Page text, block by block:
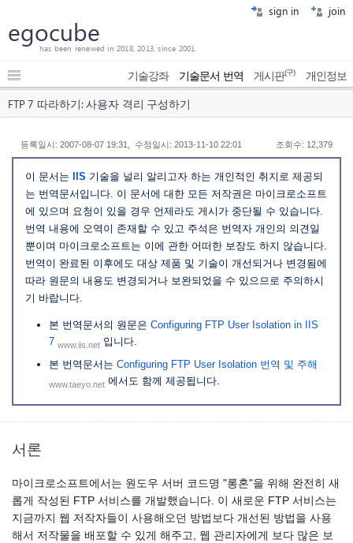
sign in join
egocube
has been renewed in 2018, 2013, since 2001.
기술강좌 기술문서 번역 게시판(구) 개인정보
FTP 7 따라하기: 사용자 격리 구성하기
등록일시: 2007-08-07 19:31, 수정일시: 2013-11-10 22:01 조회수: 12,379
이 문서는 IIS 기술을 널리 알리고자 하는 개인적인 취지로 제공되
는 번역문서입니다. 이 문서에 대한 모든 저작권은 마이크로소프트
에 있으며 요청이 있을 경우 언제라도 게시가 중단될 수 있습니다.
번역 내용에 오역이 존재할 수 있고 주석은 번역자 개인의 의견일
뿐이며 마이크로소프트는 이에 관한 어떠한 보장도 하지 않습니다.
번역이 완료된 이후에도 대상 제품 및 기술이 개선되거나 변경됨에
따라 원문의 내용도 변경되거나 보완되었을 수 있으므로 주의하시
기 바랍니다.
본 번역문서의 원문은 Configuring FTP User Isolation in IIS
7 www.iis.net 입니다.
본 번역문서는 Configuring FTP User Isolation 번역 및 주해
www.taeyo.net 에서도 함께 제공됩니다.
서론
마이크로소프트에서는 원도우 서버 코드명 "롱혼"을 위해 완전히 새
롭게 작성된 FTP 서비스를 개발했습니다. 이 새로운 FTP 서비스는
지금까지 웹 저작자들이 사용해오던 방법보다 개선된 방법을 사용
해서 저작물을 배포할 수 있게 해주고, 웹 관리자에게 보다 많은 보